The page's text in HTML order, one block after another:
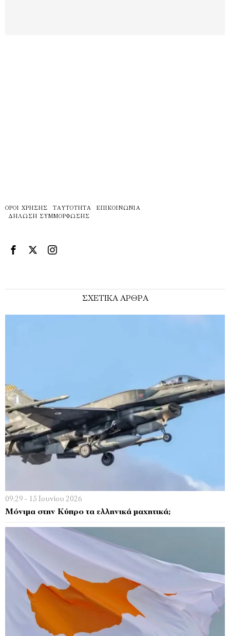
ΌΡΟΙ ΧΡΉΣΗΣ ΤΑΥΤΌΤΗΤΑ
ΕΠΙΚΟΙΝΩΝΊΑ
ΔΉΛΩΣΗ ΣΥΜΜΌΡΦΩΣΗΣ
ΣΧΕΤΙΚΑ ΑΡΘΡΑ
09:29 - 15 Ιουνίου 2026
Μόνιμα στην Κύπρο τα ελληνικά μαχητικά;